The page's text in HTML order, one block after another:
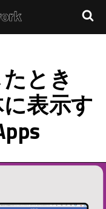
とき
表示す